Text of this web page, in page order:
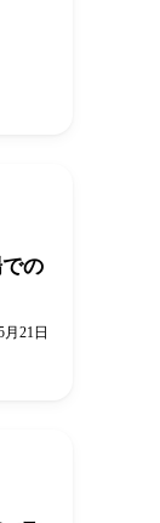
の
月21日